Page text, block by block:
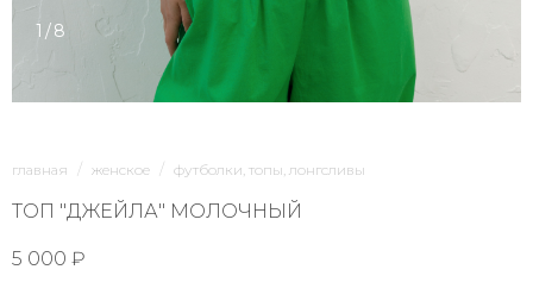
1/8
главная женское футболки, топы, лонгсливы
ТОП "ДЖЕЙЛА" МОЛОЧНЫЙ
5 000 ₽